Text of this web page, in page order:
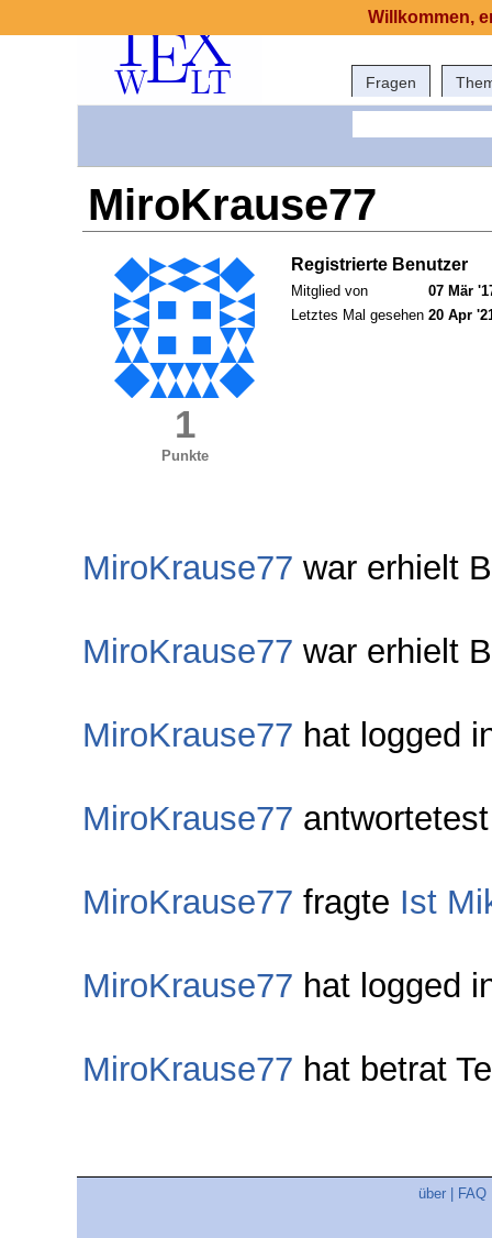
Fragen
MiroKrause77
1
Punkte
Registrierte Benutzer
Mitglied von
07 Mär
Letztes Mal gesehen 20 Apr
MiroKrause77 war erhielt
MiroKrause77 war erhielt
MiroKrause77 hat logged
MiroKrause77
MiroKrause77 fragte Ist
MiroKrause77 hat logged
MiroKrause77 hat betrat
über FAQ
Willkommen,